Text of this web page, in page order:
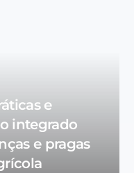
e
integrado
e pragas